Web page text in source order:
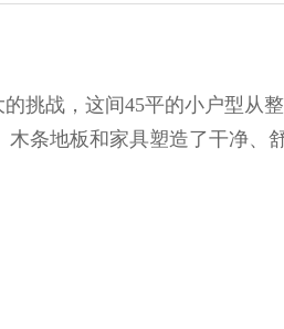
挑战，这间45平的小户型从
条地板和家具塑造了干净、